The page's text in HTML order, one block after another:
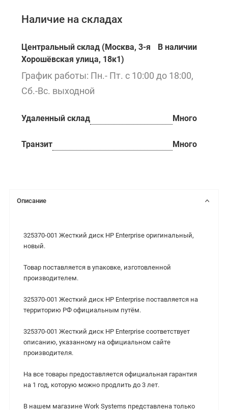
Наличие на складах
Центральный склад (Москва, 3-я
Хорошёвская улица, 18к1)
В наличии
График работы: Пн.- Пт. с 10:00 до 18:00,
Сб.-Вс. выходной
Удаленный склад Много
Транзит Много
Описание
325370-001 Жесткий диск HP Enterprise оригинальный,
новый.
Товар поставляется в упаковке, изготовленной
производителем.
325370-001 Жесткий диск HP Enterprise поставляется на
территорию РФ официальным путём.
325370-001 Жесткий диск HP Enterprise cоответствует
описанию, указанному на официальном сайте
производителя.
На все товары предоставляется официальная гарантия
на 1 год, которую можно продлить до 3 лет.
В нашем магазине Work Systems представлена только